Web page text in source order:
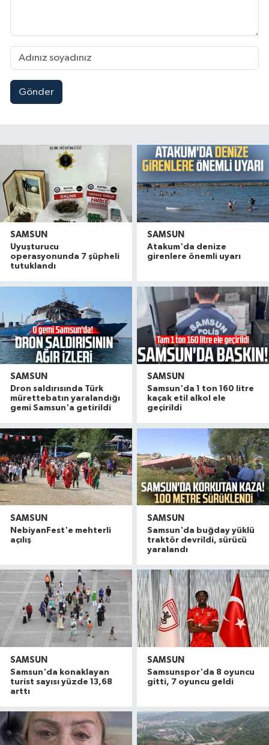
Gönder
SAMSUN
Uyuşturucu
operasyonunda 7 şüpheli
tutuklandı
SAMSUN
Atakum'da denize
girenlere önemli uyarı
SAMSUN
Dron saldırısında Türk
mürettebatın yaralandığı
gemi Samsun'a getirildi
SAMSUN
Samsun'da 1 ton 160 litre
kaçak etil alkol ele
geçirildi
SAMSUN
NebiyanFest'e mehterli
açılış
SAMSUN
Samsun'da buğday yüklü
traktör devrildi, sürücü
yaralandı
SAMSUN
Samsun'da konaklayan
turist sayısı yüzde 13,68
arttı
SAMSUN
Samsunspor'da 8 oyuncu
gitti, 7 oyuncu geldi